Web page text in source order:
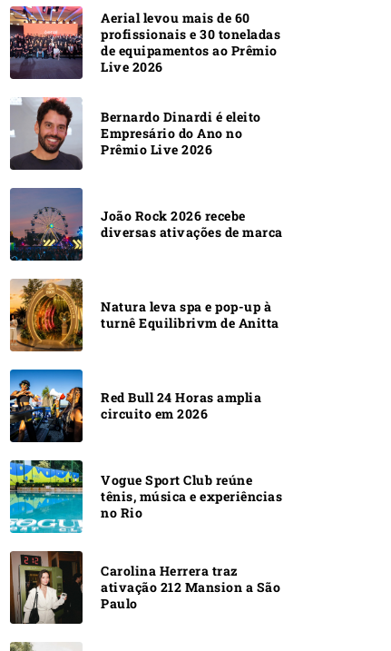
Aerial levou mais de 60
profissionais e 30 toneladas
de equipamentos ao Prêmio
Live 2026
Bernardo Dinardi é eleito
Empresário do Ano no
Prêmio Live 2026
João Rock 2026 recebe
diversas ativações de marca
Natura leva spa e pop-up à
turnê Equilibrivm de Anitta
Red Bull 24 Horas amplia
circuito em 2026
Vogue Sport Club reúne
tênis, música e experiências
no Rio
Carolina Herrera traz
ativação 212 Mansion a São
Paulo